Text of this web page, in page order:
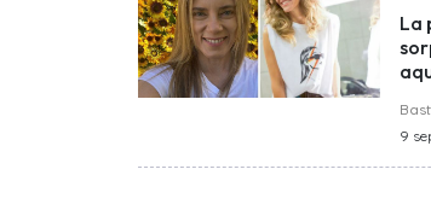
La
9